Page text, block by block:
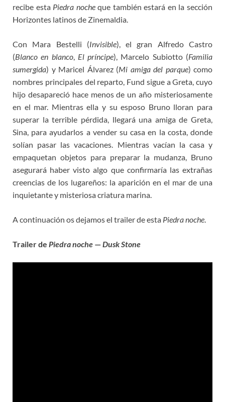
recibe esta Piedra nocheque también estará en la sección
Horizontes latinos de Zinemaldia.
Con Mara Bestelli (Invisible), el gran Alfredo Castro
(Blanco en blanco, El príncipe), Marcelo Subiotto (Familia
sumergida) y Maricel Álvarez (Mi amiga del parque) como
nombres principales del reparto, Fund sigue a Greta, cuyo
hijo desapareció hace menos de un año misteriosamente
en el mar. Mientras ella y su esposo Bruno lloran para
superar la terrible pérdida, llegará una amiga de Greta,
Sina, para ayudarlos a vender su casa en la costa, donde
solían pasar las vacaciones. Mientras vacían la casa y
empaquetan objetos para preparar la mudanza, Bruno
asegurará haber visto algo que confirmaría las extrañas
creencias de los lugareños: la aparición en el mar de una
inquietante y misteriosa criatura marina.
A continuación os dejamos el trailer de esta Piedra noche.
Trailer de Piedra noche —Dusk Stone